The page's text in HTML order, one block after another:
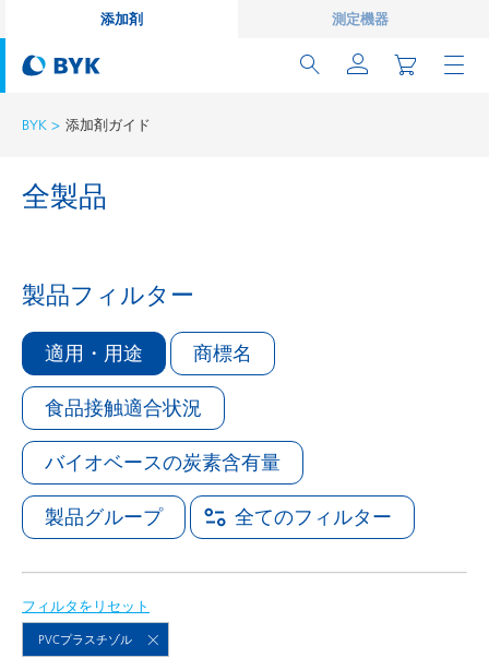
添加剤 測定機器
BYK 添加剤ガイド
全製品
製品フィルター
適用・用途 商標名
食品接触適合状況
バイオベースの炭素含有量
製品グループ 全てのフィルター
フィルタをリセット
PVCプラスチゾル